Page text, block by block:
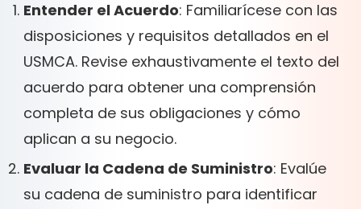
Entender el Acuerdo: Familiarícese con las
disposiciones y requisitos detallados en el
USMCA. Revise exhaustivamente el texto del
acuerdo para obtener una comprensión
completa de sus obligaciones y cómo
aplican a su negocio.
Evaluar la Cadena de Suministro: Evalúe
su cadena de suministro para identificar